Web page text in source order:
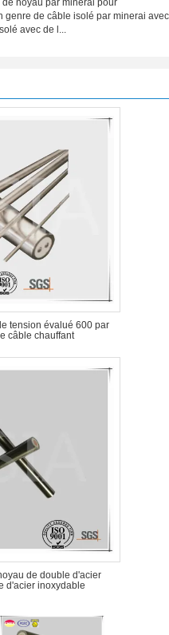
noyau par minerai pour
genre de câble isolé par minerai avec
avec de l...
tension évalué 600 par
câble chauffant
de double d'acier
d'acier inoxydable